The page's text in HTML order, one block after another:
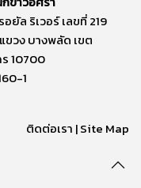
อยัล ริเวอร์ เลขที่ 219
วง บางพลัด เขต
10700
1
ติดต่อเรา |Site Map